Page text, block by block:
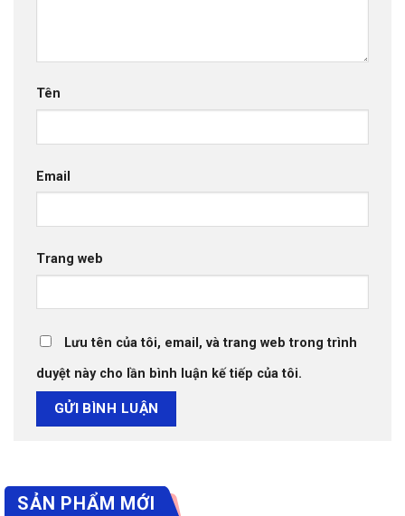
Tên
Email
Trang web
Lưu tên của tôi, email, và trang web trong trình
duyệt này cho lần bình luận kế tiếp của tôi.
SẢN PHẨM MỚI